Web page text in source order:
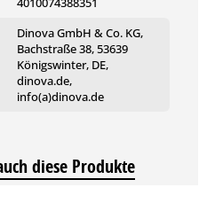
Dinova GmbH & Co. KG,
Bachstraße 38, 53639
Königswinter, DE,
dinova.de,
info(a)dinova.de
diese Produkte